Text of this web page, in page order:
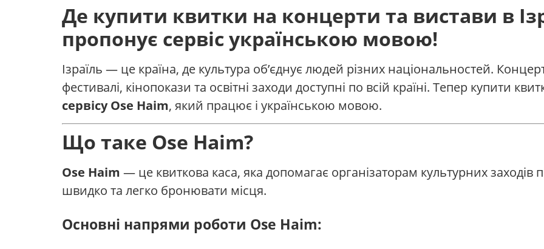
Де купити квитки на концерти та вистави в
пропонує сервіс українською мовою!
Ізраїль — це країна, де культура об’єднує людей різних національностей.
фестивалі, кінопокази та освітні заходи доступні по всій країні. Тепер купити
сервісу Ose Haim, який працює і українською мовою.
Що таке Ose Haim?
Ose Haim — це квиткова каса, яка допомагає організаторам культурних
швидко та легко бронювати місця.
Основні напрями роботи Ose Haim: